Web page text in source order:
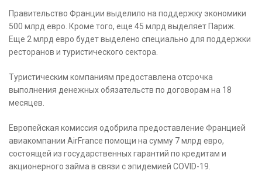
Правительство Франции выделило на поддержку экономики
500 млрд евро. Кроме того, еще 45 млрд выделяет Париж.
Еще 2 млрд евро будет выделено специально для поддержки
ресторанов и туристического сектора.
Туристическим компаниям предоставлена отсрочка
выполнения денежных обязательств по договорам на 18
месяцев.
Европейская комиссия одобрила предоставление Францией
авиакомпании AirFrance помощи на сумму 7 млрд евро,
состоящей из государственных гарантий по кредитам и
акционерного займа в связи с эпидемией COVID-19.